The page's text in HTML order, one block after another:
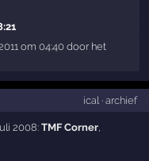
om 04:40 door het
ical· archief
2008:TMF Corner,